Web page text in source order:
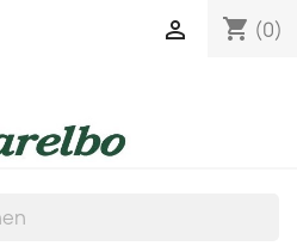
shopping_cart (0)
